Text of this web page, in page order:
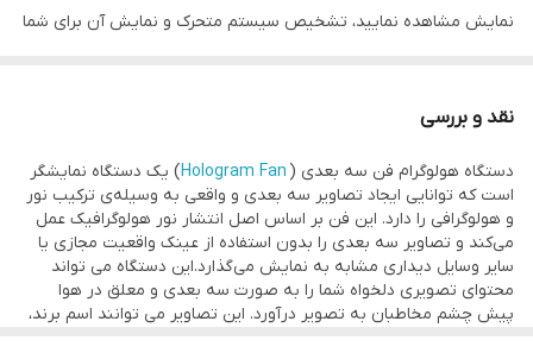
فرمت‌های قابل
پخش
mp4.avi.rmvb.mkv.gif.jpg.png
نرم افزار پشتیبانی نرم افزار اندروید-ios-ویندوز
نمایش مشاهده نمایید، تشخیص سیستم متحرک و نمایش آن برای شما
هایی که بر روی پره های دستگاه قرار گرفته تحلیل و بررسی کرد، یعنی
هولو فن وقتی روشن می شود و اطلاعات تصویر به صورت وای فای از
یک سیستم کامپیوتری یا گوشی همراه بر روی آن بارگزاری می شود، پس
از بارگزاری شروع به چرخش مانند پنکه کرده (البته بادی تولید نمی
شود) و پس از چند ثانیه که نسبت دور آن بر ثانیه به مقدار معین شد
نقد و بررسی
دستگاه هولوگرام فن سه بعدی (
) یک دستگاه نمایشگر
است که توانایی ایجاد تصاویر سه بعدی و واقعی به وسیله‌ی ترکیب نور
و هولوگرافی را دارد. این فن بر اساس اصل انتشار نور هولوگرافیک عمل
می‌کند و تصاویر سه بعدی را بدون استفاده از عینک واقعیت مجازی یا
سایر وسایل دیداری مشابه به نمایش می‌گذارد.این دستگاه می تواند
محتوای تصویری دلخواه شما را به صورت سه بعدی و معلق در هوا
پیش چشم مخاطبان به تصویر درآورد. این تصاویر می توانند اسم برند،